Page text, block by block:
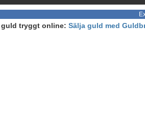
tryggt online: Sälja guld med